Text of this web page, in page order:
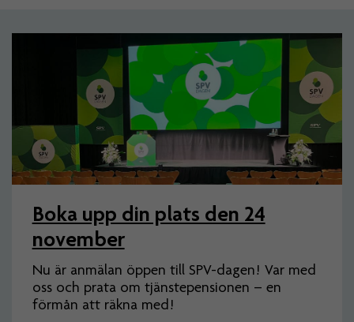
Boka upp din plats den 24
november
Nu är anmälan öppen till SPV-dagen! Var med
oss och prata om tjänstepensionen – en
förmån att räkna med!